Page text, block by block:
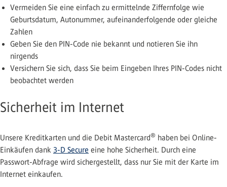
Vermeiden Sie eine einfach zu ermittelnde Ziffernfolge wie
Geburtsdatum, Autonummer, aufeinanderfolgende oder gleiche
Zahlen
Geben Sie den PIN-Code nie bekannt und notieren Sie ihn
nirgends
Versichern Sie sich, dass Sie beim Eingeben Ihres PIN-Codes nicht
beobachtet werden
Sicherheit im Internet
Unsere Kreditkarten und die Debit Mastercard® haben bei Online-
Einkäufen dank 3-D Secure eine hohe Sicherheit. Durch eine
Passwort-Abfrage wird sichergestellt, dass nur Sie mit der Karte im
Internet einkaufen.